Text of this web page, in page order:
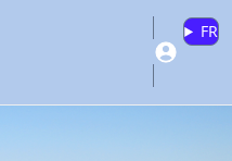
FR